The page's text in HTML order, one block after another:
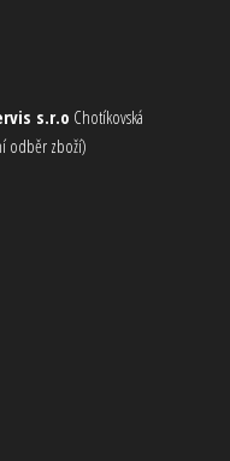
s.r.o Chotíkovská
odběr zboží)